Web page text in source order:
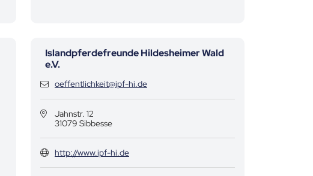
Islandpferdefreunde Hildesheimer Wald
e.V.
Kontaktdaten
oeffentlichkeit@ipf-hi.de
Jahnstr. 12
31079 Sibbesse
http://www.ipf-hi.de